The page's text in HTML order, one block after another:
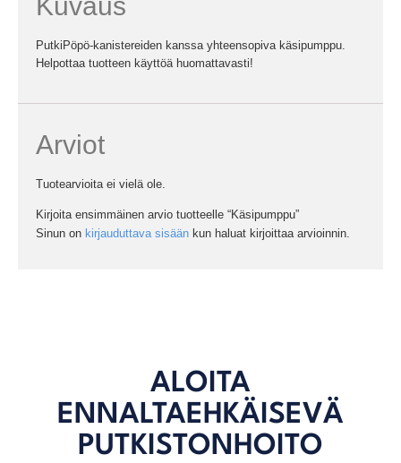
Kuvaus
PutkiPöpö-kanistereiden kanssa yhteensopiva käsipumppu.
Helpottaa tuotteen käyttöä huomattavasti!
Arviot
Tuotearvioita ei vielä ole.
Kirjoita ensimmäinen arvio tuotteelle “Käsipumppu”
Sinun on kirjauduttava sisään kun haluat kirjoittaa arvioinnin.
ALOITA
ENNALTAEHKÄISEVÄ
PUTKISTONHOITO